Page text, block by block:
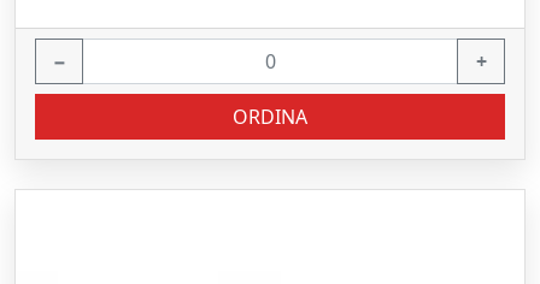
− +
ORDINA